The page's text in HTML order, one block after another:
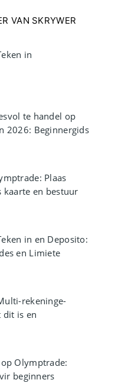
VAN SKRYWER
in
te handel op
2026: Beginnergids
Plaas
kaarte en bestuur
in en Deposito:
en Limiete
rekeninge-
dit is en
Olymptrade:
beginners